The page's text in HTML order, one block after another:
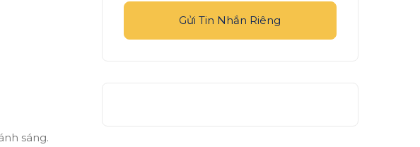
sáng.
Gửi Tin Nhắn Riêng